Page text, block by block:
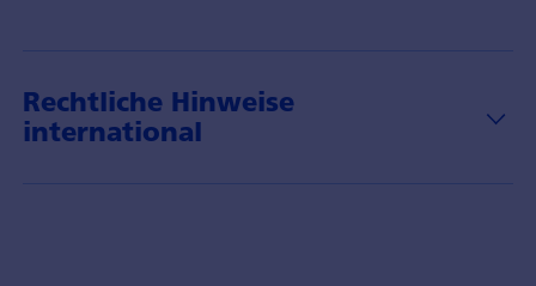
Anlagechancen.
Rechtliche Hinweise
international